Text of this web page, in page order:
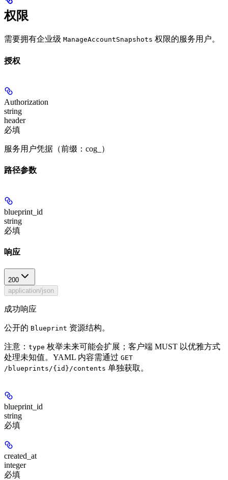
权限
需要拥有企业级 ManageAccountSnapshots 权限的服务用户。
授权
Authorization
string
header
必填
服务用户凭据（前缀：cog_）
路径参数
blueprint_id
string
必填
响应
200
application/json
成功响应
公开的 Blueprint 资源结构。
注意： type 枚举未来可能会扩展；客户端 MUST 以优雅方式
处理未知值。YAML 内容需通过 GET
/blueprints/{id}/contents 单独获取。
blueprint_id
string
必填
created_at
integer
必填